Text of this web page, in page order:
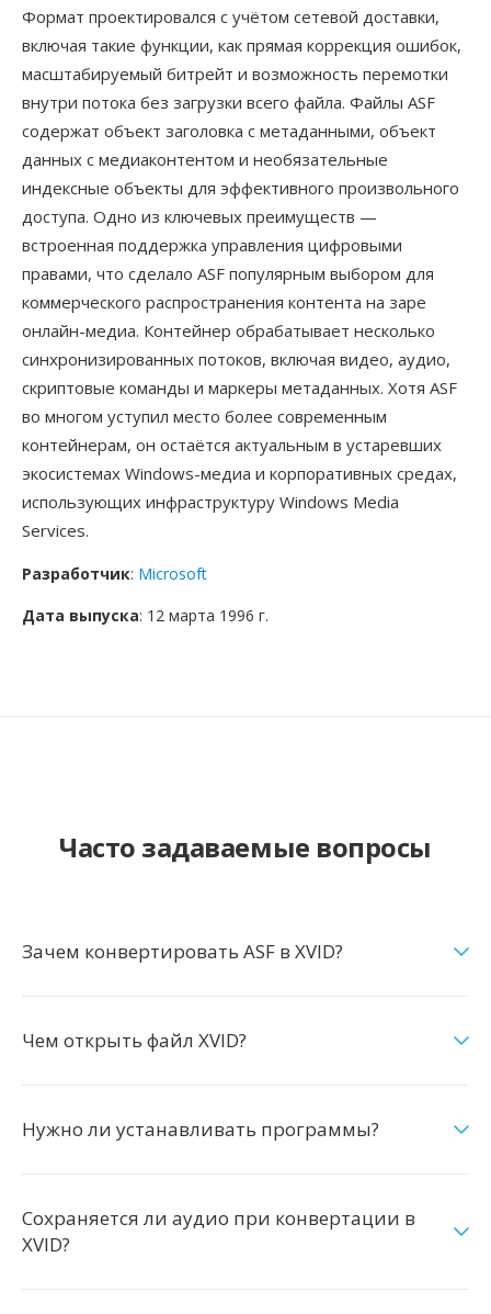
Формат проектировался с учётом сетевой доставки,
включая такие функции, как прямая коррекция ошибок,
масштабируемый битрейт и возможность перемотки
внутри потока без загрузки всего файла. Файлы ASF
содержат объект заголовка с метаданными, объект
данных с медиаконтентом и необязательные
индексные объекты для эффективного произвольного
доступа. Одно из ключевых преимуществ —
встроенная поддержка управления цифровыми
правами, что сделало ASF популярным выбором для
коммерческого распространения контента на заре
онлайн-медиа. Контейнер обрабатывает несколько
синхронизированных потоков, включая видео, аудио,
скриптовые команды и маркеры метаданных. Хотя ASF
во многом уступил место более современным
контейнерам, он остаётся актуальным в устаревших
экосистемах Windows-медиа и корпоративных средах,
использующих инфраструктуру Windows Media
Services.
Разработчик: Microsoft
Дата выпуска: 12 марта 1996 г.
Часто задаваемые вопросы
Зачем конвертировать ASF в XVID?
Чем открыть файл XVID?
Нужно ли устанавливать программы?
Сохраняется ли аудио при конвертации в
XVID?